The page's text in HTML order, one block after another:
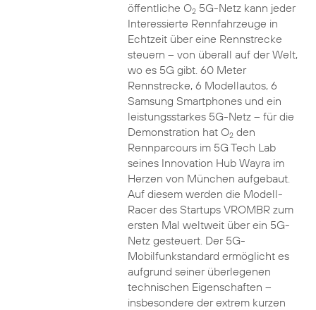
öffentliche O25G-Netz kann jeder
Interessierte Rennfahrzeuge in
Echtzeit über eine Rennstrecke
steuern – von überall auf der Welt,
wo es 5G gibt. 60 Meter
Rennstrecke, 6 Modellautos, 6
Samsung Smartphones und ein
leistungsstarkes 5G-Netz – für die
Demonstration hat O2den
Rennparcours im 5G Tech Lab
seines Innovation Hub Wayra im
Herzen von München aufgebaut.
Auf diesem werden die Modell-
Racer des Startups VROMBR zum
ersten Mal weltweit über ein 5G-
Netz gesteuert. Der 5G-
Mobilfunkstandard ermöglicht es
aufgrund seiner überlegenen
technischen Eigenschaften –
insbesondere der extrem kurzen